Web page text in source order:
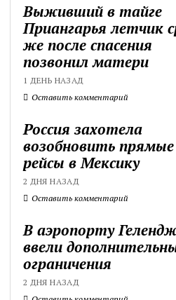
Выживший в тайге
Приангарья летчик
же после спасения
позвонил матери
1 ДЕНЬ НАЗАД
Оставить комментарий
Россия захотела
возобновить прямые
рейсы в Мексику
2 ДНЯ НАЗАД
Оставить комментарий
В аэропорту
ввели
ограничения
2 ДНЯ НАЗАД